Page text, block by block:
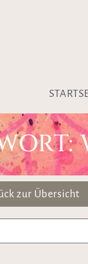
zur Übersicht